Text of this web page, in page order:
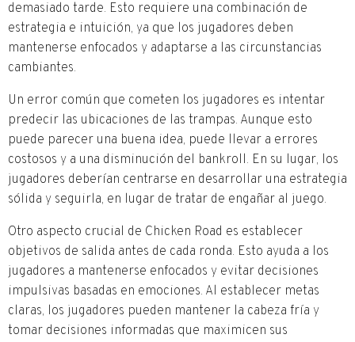
demasiado tarde. Esto requiere una combinación de
estrategia e intuición, ya que los jugadores deben
mantenerse enfocados y adaptarse a las circunstancias
cambiantes.
Un error común que cometen los jugadores es intentar
predecir las ubicaciones de las trampas. Aunque esto
puede parecer una buena idea, puede llevar a errores
costosos y a una disminución del bankroll. En su lugar, los
jugadores deberían centrarse en desarrollar una estrategia
sólida y seguirla, en lugar de tratar de engañar al juego.
Otro aspecto crucial de Chicken Road es establecer
objetivos de salida antes de cada ronda. Esto ayuda a los
jugadores a mantenerse enfocados y evitar decisiones
impulsivas basadas en emociones. Al establecer metas
claras, los jugadores pueden mantener la cabeza fría y
tomar decisiones informadas que maximicen sus